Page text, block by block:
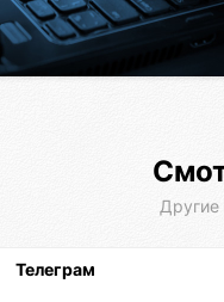
Другие
Телеграм